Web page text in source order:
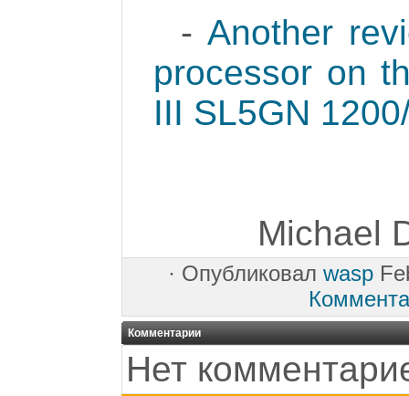
- Another
processor on
III SL5GN
Michael
· Опубликовал wasp
Комментарии
Нет